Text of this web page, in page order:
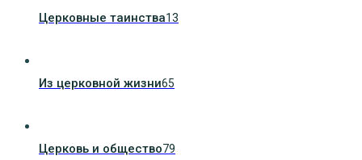
Церковные таинства13
Из церковной жизни65
Церковь и общество79